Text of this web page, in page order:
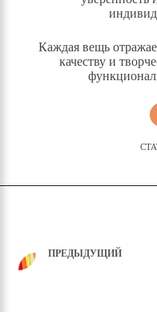
Каждая вещь
качеству и
ПРЕДЫДУЩИЙ